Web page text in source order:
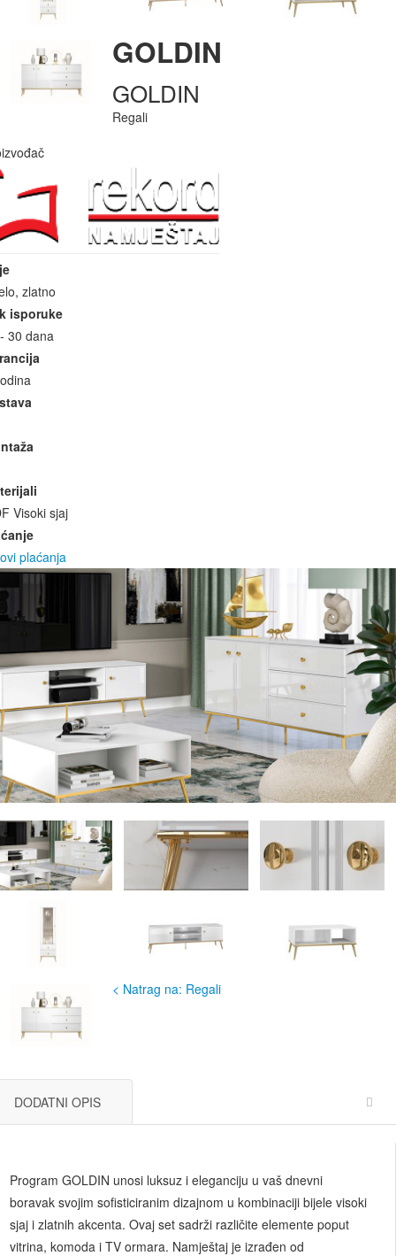
GOLDIN
GOLDIN
Regali
zlatno
isporuke
30 dana
Visoki sjaj
plaćanja
< Natrag na: Regali
DODATNI OPIS
Program GOLDIN unosi luksuz i eleganciju u vaš dnevni
boravak svojim sofisticiranim dizajnom u kombinaciji bijele visoki
sjaj i zlatnih akcenta. Ovaj set sadrži različite elemente poput
vitrina, komoda i TV ormara. Namještaj je izrađen od